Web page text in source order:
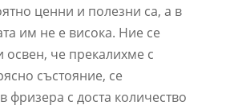
ценни и полезни са, а в
им не е висока. Ние се
освен, че прекалихме с
състояние, се
фризера с доста количество